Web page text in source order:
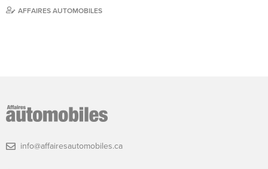
AFFAIRES AUTOMOBILES
info@affairesautomobiles.ca